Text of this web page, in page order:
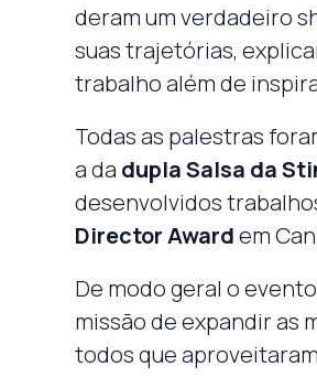
deram um verdadeiro
suas trajetórias,
trabalho além de
Todas as palestras
a da dupla Salsa da
desenvolvidos
Director Awardem
De modo geral o
missão de expandir as
todos que